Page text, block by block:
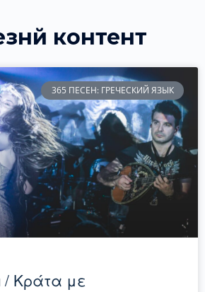
контент
365 ПЕСЕН: ГРЕЧЕСКИЙ ЯЗЫК
/ Κράτα με